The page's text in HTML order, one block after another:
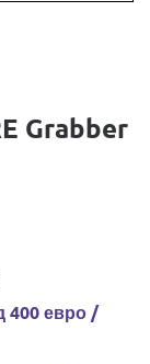
Grabber
400 евро /